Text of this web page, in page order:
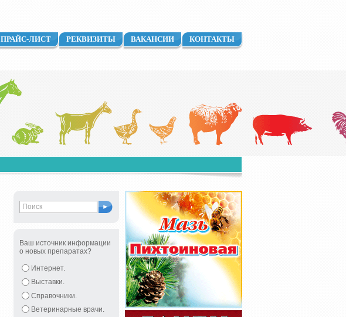
ПРАЙС-ЛИСТ РЕКВИЗИТЫ ВАКАНСИИ КОНТАКТЫ
Ваш источник информации
о новых препаратах?
Интернет.
Выставки.
Справочники.
Ветеринарные врачи.